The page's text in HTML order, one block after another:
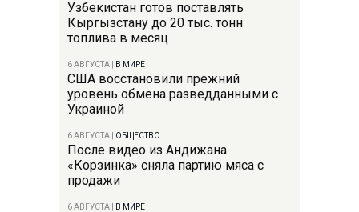
Узбекистан готов поставлять
Кыргызстану до 20 тыс. тонн
топлива в месяц
6 АВГУСТА В МИРЕ
США восстановили прежний
уровень обмена разведданными с
Украиной
6 АВГУСТА ОБЩЕСТВО
После видео из Андижана
«Корзинка» сняла партию мяса с
продажи
6 АВГУСТА В МИРЕ